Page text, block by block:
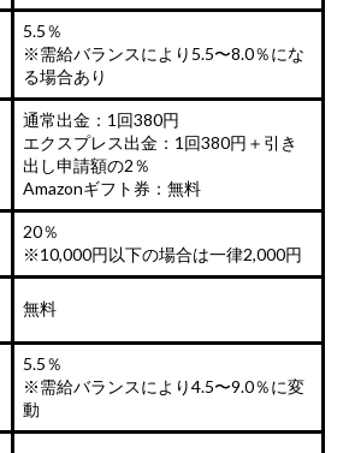
5.5％
※需給バランスにより5.5〜8.0％にな
る場合あり
通常出金：1回380円
エクスプレス出金：1回380円＋引き
出し申請額の2％
Amazonギフト券：無料
20％
※10,000円以下の場合は一律2,000円
無料
5.5％
※需給バランスにより4.5〜9.0％に変
動